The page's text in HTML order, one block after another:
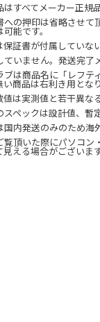
すべてメーカー正規品
の押印は省略させて
能です。
証書が付属していな
いません。発送完了
は商品名に「レフテ
商品は右利き用となり
は実測値と若干異な
ペックは設計値、暫
内発送のみのため海
頂いた際にパソコン
える場合がございま